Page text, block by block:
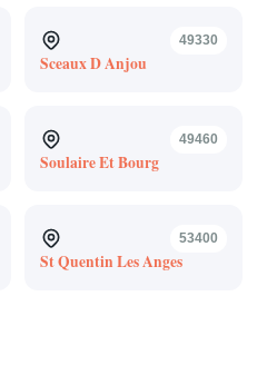
49330
Sceaux D Anjou
49460
Soulaire Et Bourg
53400
St Quentin Les Anges